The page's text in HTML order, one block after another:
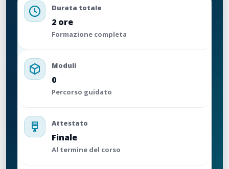
Durata totale
2 ore
Formazione completa
Moduli
0
Percorso guidato
Attestato
Finale
Al termine del corso